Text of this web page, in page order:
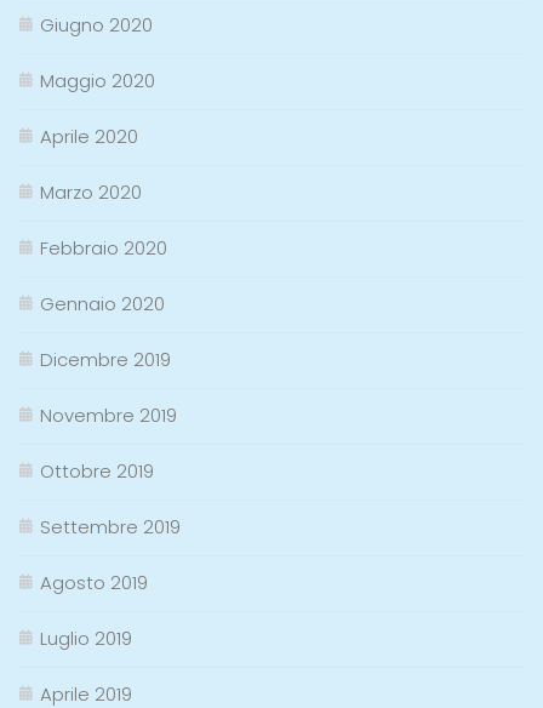
Giugno 2020
Maggio 2020
Aprile 2020
Marzo 2020
Febbraio 2020
Gennaio 2020
Dicembre 2019
Novembre 2019
Ottobre 2019
Settembre 2019
Agosto 2019
Luglio 2019
Aprile 2019